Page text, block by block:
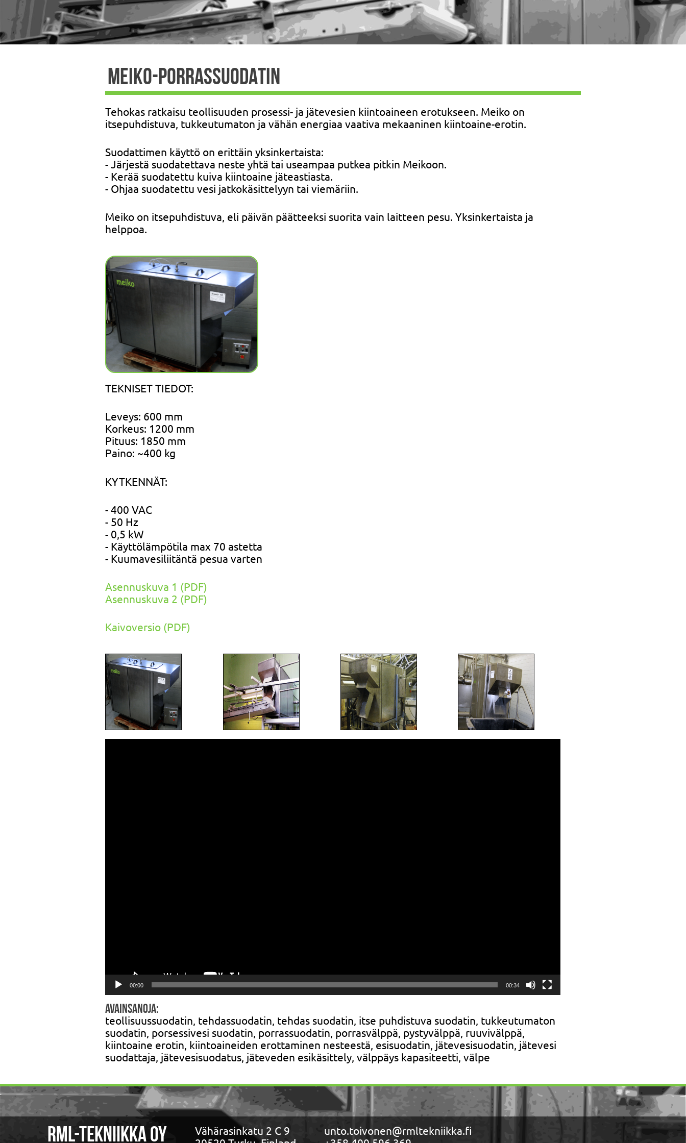
MEIKO-PORRASSUODATIN
Tehokas ratkaisu teollisuuden prosessi- ja jätevesien kiintoaineen erotukseen. Meiko on
itsepuhdistuva, tukkeutumaton ja vähän energiaa vaativa mekaaninen kiintoaine-erotin.
Suodattimen käyttö on erittäin yksinkertaista:
- Järjestä suodatettava neste yhtä tai useampaa putkea pitkin Meikoon.
- Kerää suodatettu kuiva kiintoaine jäteastiasta.
- Ohjaa suodatettu vesi jatkokäsittelyyn tai viemäriin.
Meiko on itsepuhdistuva, eli päivän päätteeksi suorita vain laitteen pesu. Yksinkertaista ja
helppoa.
TEKNISET TIEDOT:
Leveys: 600 mm
Korkeus: 1200 mm
Pituus: 1850 mm
Paino: ~400 kg
KYTKENNÄT:
- 400 VAC
- 50 Hz
- 0,5 kW
- Käyttölämpötila max 70 astetta
- Kuumavesiliitäntä pesua varten
Asennuskuva 1 (PDF)
Asennuskuva 2 (PDF)
Kaivoversio (PDF)
00:00 00:34
Avainsanoja:
teollisuussuodatin, tehdassuodatin, tehdas suodatin, itse puhdistuva suodatin, tukkeutumaton
suodatin, porsessivesi suodatin, porrassuodatin, porrasvälppä, pystyvälppä, ruuvivälppä,
kiintoaine erotin, kiintoaineiden erottaminen nesteestä, esisuodatin, jätevesisuodatin, jätevesi
suodattaja, jätevesisuodatus, jäteveden esikäsittely, välppäys kapasiteetti, välpe
RML-TEKNIIKKA OY
Vähärasinkatu 2 C 9
unto.toivonen@rmltekniikka.fi